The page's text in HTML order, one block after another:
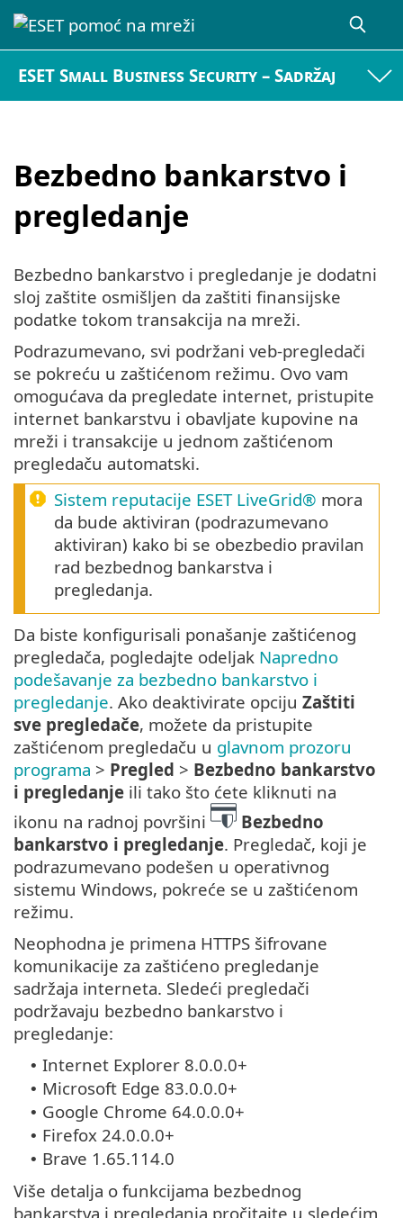
ESET Small Business Security – Sadržaj
Bezbedno bankarstvo i
pregledanje
Bezbedno bankarstvo i pregledanje je dodatni
sloj zaštite osmišljen da zaštiti finansijske
podatke tokom transakcija na mreži.
Podrazumevano, svi podržani veb-pregledači
se pokreću u zaštićenom režimu. Ovo vam
omogućava da pregledate internet, pristupite
internet bankarstvu i obavljate kupovine na
mreži i transakcije u jednom zaštićenom
pregledaču automatski.
Sistem reputacije ESET LiveGrid® mora
da bude aktiviran (podrazumevano
aktiviran) kako bi se obezbedio pravilan
rad bezbednog bankarstva i
pregledanja.
Da biste konfigurisali ponašanje zaštićenog
pregledača, pogledajte odeljak Napredno
podešavanje za bezbedno bankarstvo i
pregledanje. Ako deaktivirate opciju Zaštiti
sve pregledače, možete da pristupite
zaštićenom pregledaču u glavnom prozoru
programa > Pregled > Bezbedno bankarstvo
i pregledanje ili tako što ćete kliknuti na
ikonu na radnoj površini
Bezbedno
bankarstvo i pregledanje. Pregledač, koji je
podrazumevano podešen u operativnog
sistemu Windows, pokreće se u zaštićenom
režimu.
Neophodna je primena HTTPS šifrovane
komunikacije za zaštićeno pregledanje
sadržaja interneta. Sledeći pregledači
podržavaju bezbedno bankarstvo i
pregledanje:
• Internet Explorer 8.0.0.0+
• Microsoft Edge 83.0.0.0+
• Google Chrome 64.0.0.0+
• Firefox 24.0.0.0+
• Brave 1.65.114.0
Više detalja o funkcijama bezbednog
bankarstva i pregledanja pročitajte u sledećim